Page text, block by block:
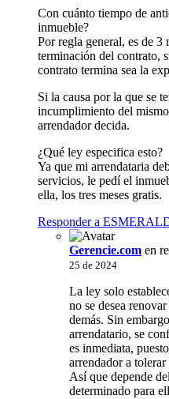
Con cuánto tiempo de
inmueble?
Por regla general, es de 3
terminación del contrato,
contrato termina sea la
Si la causa por la que se
incumplimiento del
arrendador decida.
¿Qué ley especifica esto?
Ya que mi arrendataria
servicios, le pedí el
ella, los tres meses gratis.
Responder a
Gerencie.com en
25 de 2024
La ley solo
no se desea
demás. Sin
arrendatario, se
es inmediata,
arrendador a
Así que depende
determinado para